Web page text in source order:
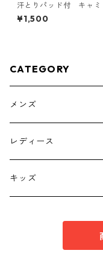
汗とりパッド付 キャミ
ル Ｌ ライトピンク
4789
¥1,500
CATEGORY
メンズ
トップス
ボトムス
レディース
トップス
キッズ